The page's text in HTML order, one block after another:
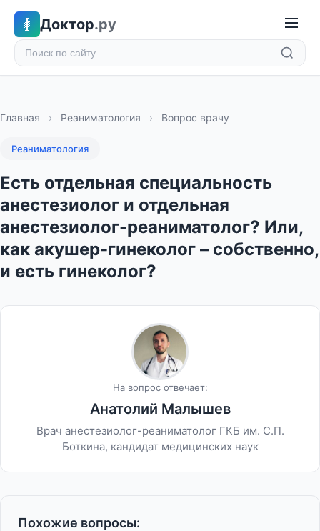
Доктор.ру
Главная › Реаниматология › Вопрос врачу
Реаниматология
Есть отдельная специальность
анестезиолог и отдельная
анестезиолог-реаниматолог? Или,
как акушер-гинеколог – собственно,
и есть гинеколог?
На вопрос отвечает:
Анатолий Малышев
Врач анестезиолог-реаниматолог ГКБ им. С.П.
Боткина, кандидат медицинских наук
Похожие вопросы: